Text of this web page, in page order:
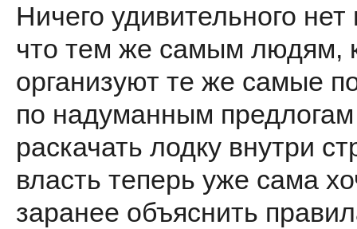
Ничего удивительного нет
что тем же самым людям,
организуют те же самые
по надуманным предлогам
раскачать лодку внутри
власть теперь уже сама
заранее объяснить